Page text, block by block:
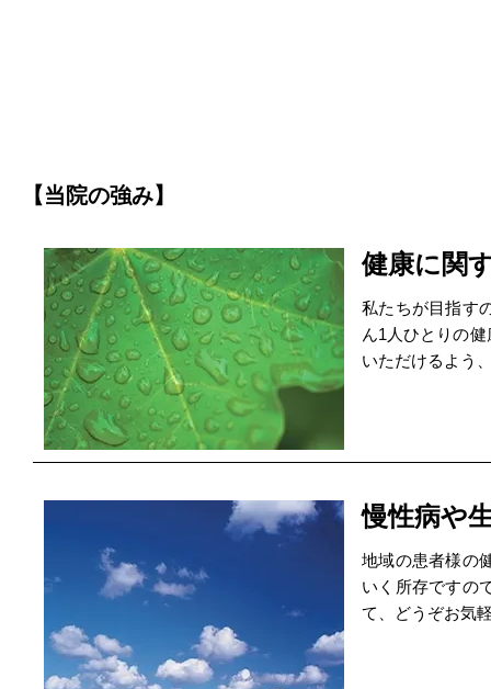
【当院の強み】
健康に関
私たちが目指す
ん1人ひとりの
いただけるよう
慢性病や
地域の患者様の
いく所存ですの
て、どうぞお気